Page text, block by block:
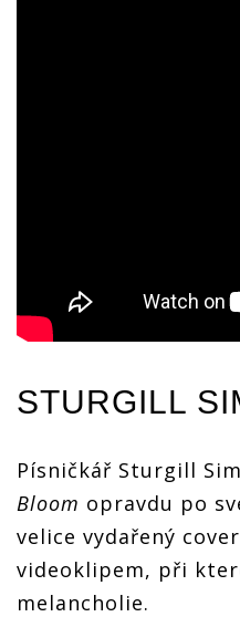
STURGILL
Písničkář Sturgill
Bloom opravdu po
velice vydařený
videoklipem, při
melancholie.